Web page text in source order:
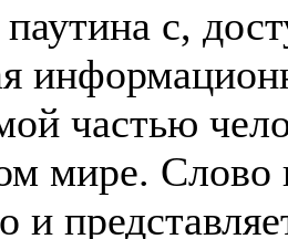
с,
частью
мире. Слово
и